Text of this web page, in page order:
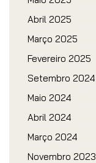
Abril 2025
Março 2025
Fevereiro 2025
Setembro 2024
Maio 2024
Abril 2024
Março 2024
Novembro 2023